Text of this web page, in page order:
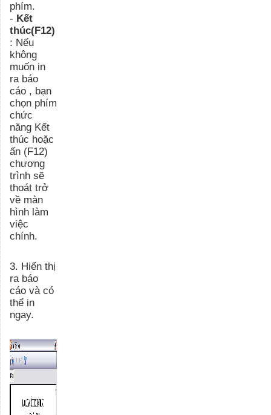
phím.
- Kết
thúc(F12)
: Nếu
không
muốn in
ra báo
cáo , bạn
chọn phím
chức
năng Kết
thúc hoặc
ấn (F12)
chương
trình sẽ
thoát trở
về màn
hình làm
việc
chính.
3. Hiển thị
ra báo
cáo và có
thể in
ngay.